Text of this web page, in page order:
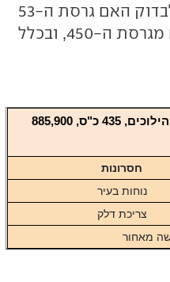
חזקה יותר ושינויי עיצוב קלים. יצאנו לבדוק האם גרסת ה-53
שווה את ההפרש בסך 160 אלף שקלים מגרסת ה-450, ובכלל
מרצדס CLS53 AMG, מנוע 3.0 ליטר טורבו, 9 הילוכים, 435 כ"ס, 885,900
חסרונות
נוחות בעיר
צריכת דלק
מאחור